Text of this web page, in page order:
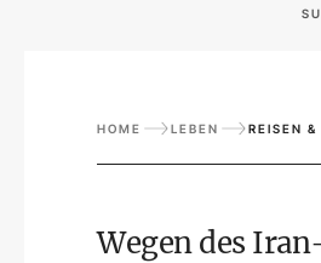
HOME LEBEN REISEN &
Wegen des